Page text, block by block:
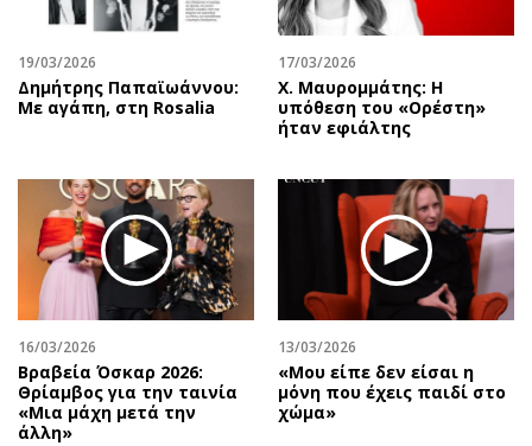
19/03/2026
Δημήτρης Παπαϊωάννου:
Με αγάπη, στη Rosalia
17/03/2026
Χ. Μαυρομμάτης: Η
υπόθεση του «Ορέστη»
ήταν εφιάλτης
16/03/2026
Βραβεία Όσκαρ 2026:
Θρίαμβος για την ταινία
«Μια μάχη μετά την
άλλη»
13/03/2026
«Μου είπε δεν είσαι η
μόνη που έχεις παιδί στο
χώμα»